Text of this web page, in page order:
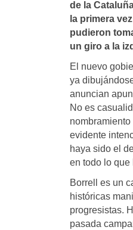
de la
la primera
pudieron
un giro a la
El nuevo
ya
anuncian
No es
evidente
haya sido el
en todo lo
Borrell es un
históricas
progresistas.
pasada